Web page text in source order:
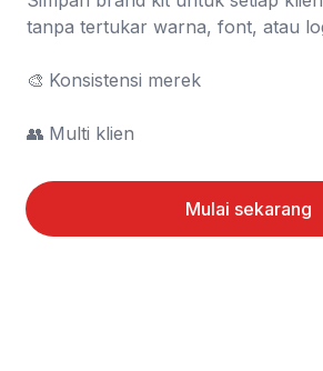
tanpa tertukar warna, font, atau
🎨	Konsistensi merek
👥	Multi klien
Mulai sekarang